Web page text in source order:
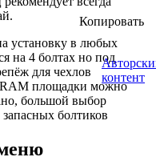
установку в любых
на 4 болтах но под
для чехлов
RAM площадки можно
большой выбор
болтиков
Копировать
контент